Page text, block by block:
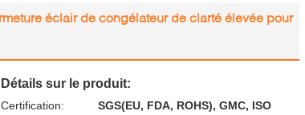
éclair de congélateur de clarté élevée pour
Détails sur le produit:
Certification:
SGS(EU, FDA, ROHS), GMC, ISO